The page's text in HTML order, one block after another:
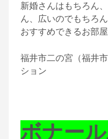
新婚さんはもちろん
ん、広いのでもちろ
おすすめできるお部屋
福井市二の宮（福井
ション
ボナー